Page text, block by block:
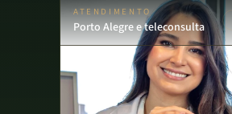
ATENDIMENTO
Porto Alegre e teleconsulta